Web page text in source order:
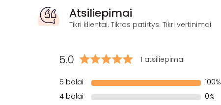
Atsiliepimai
Tikri klientai. Tikros patirtys. Tikri vertinimai
5.0 1 atsiliepimai
5 balai
100%
4 balai
0%